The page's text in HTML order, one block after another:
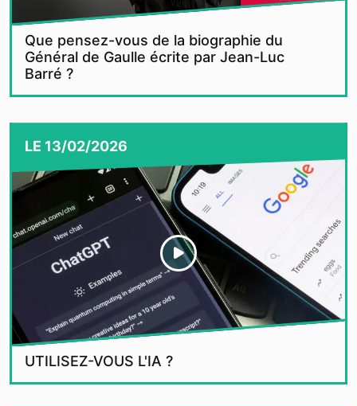
Que pensez-vous de la biographie du
Général de Gaulle écrite par Jean-Luc
Barré ?
LE 13/02/2026
UTILISEZ-VOUS L'IA ?